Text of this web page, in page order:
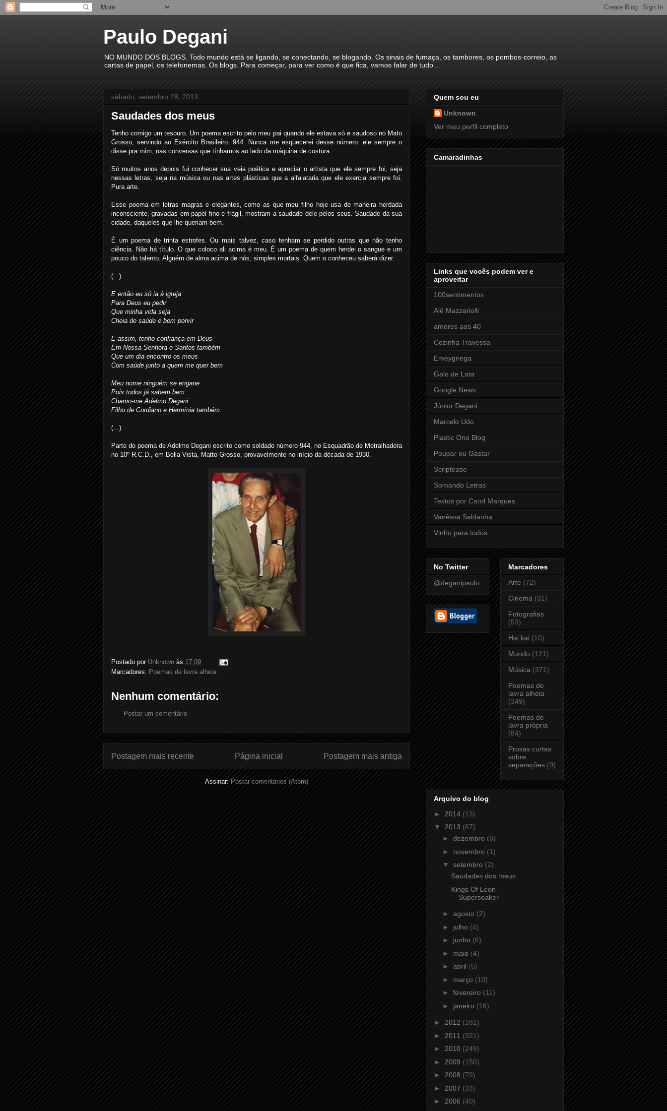
Paulo Degani
NO MUNDO DOS BLOGS. Todo mundo está se ligando, se conectando, se blogando. Os sinais de fumaça, os tambores, os pombos-correio, as
cartas de papel, os telefonemas. Os blogs. Para começar, para ver como é que fica, vamos falar de tudo...
sábado, setembro 28, 2013
Saudades dos meus
Tenho comigo um tesouro. Um poema escrito pelo meu pai quando ele estava só e saudoso no Mato
Grosso, servindo ao Exército Brasileiro. 944. Nunca me esquecerei desse número. ele sempre o
disse pra mim, nas conversas que tínhamos ao lado da máquina de costura.
Só muitos anos depois fui conhecer sua veia poética e apreciar o artista que ele sempre foi, seja
nessas letras, seja na música ou nas artes plásticas que a alfaiataria que ele exercia sempre foi.
Pura arte.
Esse poema em letras magras e elegantes, como as que meu filho hoje usa de maneira herdada
inconsciente, gravadas em papel fino e frágil, mostram a saudade dele pelos seus. Saudade da sua
cidade, daqueles que lhe queriam bem.
É um poema de trinta estrofes. Ou mais talvez, caso tenham se perdido outras que não tenho
ciência. Não há título. O que coloco ali acima é meu. É um poema de quem herdei o sangue e um
pouco do talento. Alguém de alma acima de nós, simples mortais. Quem o conheceu saberá dizer.
(...)
E então eu só ia à igreja
Para Deus eu pedir
Que minha vida seja
Cheia de saúde e bom porvir
E assim, tenho confiança em Deus
Em Nossa Senhora e Santos também
Que um dia encontro os meus
Com saúde junto a quem me quer bem
Meu nome ninguém se engane
Pois todos já sabem bem
Chamo-me Adelmo Degani
Filho de Cordiano e Hermínia também
(...)
Parte do poema de Adelmo Degani escrito como soldado número 944, no Esquadrão de Metralhadora
no 10º R.C.D., em Bella Vista, Matto Grosso, provavelmente no início da década de 1930.
Postado por Unknown às 17:09
Marcadores: Poemas de lavra alheia
Nenhum comentário:
Postar um comentário
Postagem mais recente Postagem mais antiga
Página inicial
Assinar:Postar comentários (Atom)
Quem sou eu
Unknown
Ver meu perfil completo
Camaradinhas
Links que vocês podem ver e
aproveitar
100sentimentos
Alê Mazzariolli
amores aos 40
Cozinha Travessa
Emeygriega
Galo de Lata
Google News
Júnior Degani
Marcelo Udo
Plastic Ono Blog
Poupar ou Gastar
Scriptease
Somando Letras
Textos por Carol Marques
Vanêssa Saldanha
Vinho para todos
No Twitter
@deganipaulo
Marcadores
Arte (72)
Cinema (31)
Fotografias
(53)
Hai kai (10)
Mundo (121)
Música (371)
Poemas de
lavra alheia
(349)
Poemas de
lavra própria
(84)
Prosas curtas
sobre
separações (9)
Arquivo do blog
► 2014 (13)
▼ 2013 (67)
► dezembro (6)
► novembro (1)
▼ setembro (2)
Saudades dos meus
Kings Of Leon -
Supersoaker
► agosto (2)
► julho (4)
► junho (6)
► maio (4)
► abril (5)
► março (10)
► fevereiro (11)
► janeiro (16)
► 2012 (181)
► 2011 (321)
► 2010 (249)
► 2009 (150)
► 2008 (79)
► 2007 (33)
► 2006 (40)